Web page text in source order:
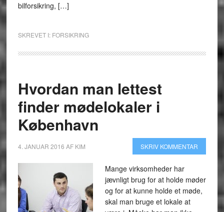
bilforsikring, […]
SKREVET I: FORSIKRING
Hvordan man lettest
finder mødelokaler i
København
4. JANUAR 2016 AF KIM SKRIV KOMMENTAR
Mange virksomheder har
jævnligt brug for at holde møder
og for at kunne holde et møde,
skal man bruge et lokale at